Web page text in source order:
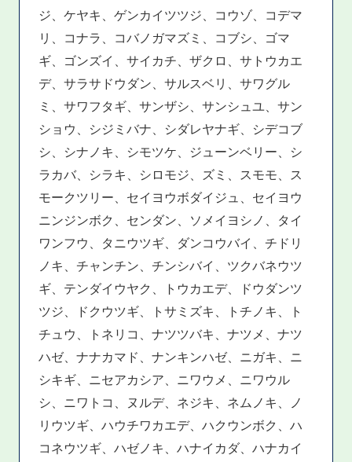
ジ、ケヤキ、ゲンカイツツジ、コウゾ、コデマ
リ、コナラ、コバノガマズミ、コブシ、ゴマ
ギ、ゴンズイ、サイカチ、ザクロ、サトウカエ
デ、サラサドウダン、サルスベリ、サワグル
ミ、サワフタギ、サンザシ、サンシュユ、サン
ショウ、シジミバナ、シダレヤナギ、シデコブ
シ、シナノキ、シモツケ、ジューンベリー、シ
ラカバ、シラキ、シロモジ、ズミ、スモモ、ス
モークツリー、セイヨウボダイジュ、セイヨウ
ニンジンボク、センダン、ソメイヨシノ、タイ
ワンフウ、タニウツギ、ダンコウバイ、チドリ
ノキ、チャンチン、チンシバイ、ツクバネウツ
ギ、テンダイウヤク、トウカエデ、ドウダンツ
ツジ、ドクウツギ、トサミズキ、トチノキ、ト
チュウ、トネリコ、ナツツバキ、ナツメ、ナツ
ハゼ、ナナカマド、ナンキンハゼ、ニガキ、ニ
シキギ、ニセアカシア、ニワウメ、ニワウル
シ、ニワトコ、ヌルデ、ネジキ、ネムノキ、ノ
リウツギ、ハウチワカエデ、ハクウンボク、ハ
コネウツギ、ハゼノキ、ハナイカダ、ハナカイ